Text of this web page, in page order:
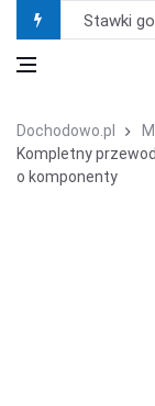
Stawki
Jak
Nie
Dochodowo.pl
Kompletny
o komponenty